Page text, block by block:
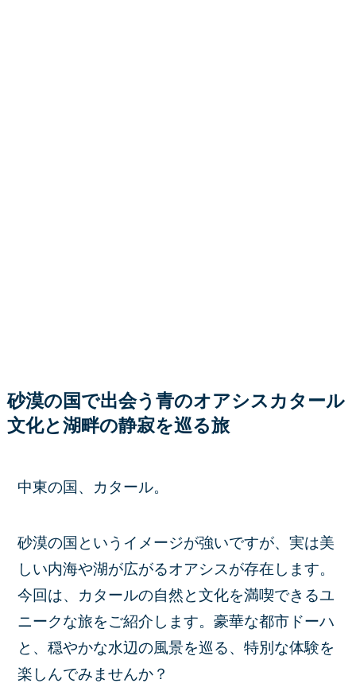
砂漠の国で出会う青のオアシスカタール
文化と湖畔の静寂を巡る旅
中東の国、カタール。
砂漠の国というイメージが強いですが、実は美
しい内海や湖が広がるオアシスが存在します。
今回は、カタールの自然と文化を満喫できるユ
ニークな旅をご紹介します。豪華な都市ドーハ
と、穏やかな水辺の風景を巡る、特別な体験を
楽しんでみませんか？